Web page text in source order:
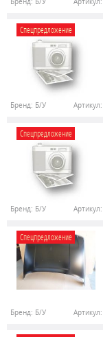
Спецпредложение
Бренд: Б/У Артикул:
Спецпредложение
Бренд: Б/У Артикул:
Спецпредложение
Бренд: Б/У Артикул: